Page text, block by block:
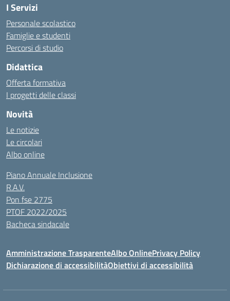
I Servizi
Personale scolastico
Famiglie e studenti
Percorsi di studio
Didattica
Offerta formativa
I progetti delle classi
Novità
Le notizie
Le circolari
Albo online
Piano Annuale Inclusione
R.A.V.
Pon fse 2775
PTOF 2022/2025
Bacheca sindacale
Amministrazione TrasparenteAlbo OnlinePrivacy Policy
Dichiarazione di accessibilitàObiettivi di accessibilità